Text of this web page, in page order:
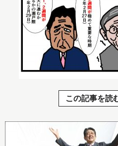
この記事を読